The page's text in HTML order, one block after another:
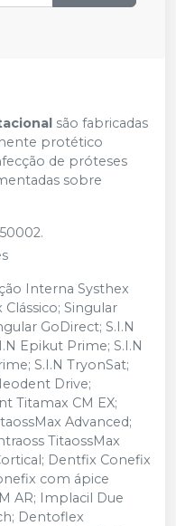
são fabricadas
protético
de próteses
sobre
Interna Systhex
Singular
GoDirect; S.I.N
Epikut Prime; S.I.N
S.I.N TryonSat;
Drive;
Titamax CM EX;
Advanced;
TitaossMax
Dentfix Conefix
com ápice
AR; Implacil Due
Dentoflex